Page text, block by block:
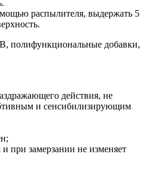
распылителя, выдержать 5
добавки,
действия, не
и сенсибилизирующим
при замерзании не изменяет